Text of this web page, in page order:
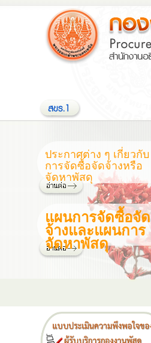
ประกาศต่าง ๆ เกี่ยวกับ
การจัดซื้อจัดจ้างหรือ
จัดหาพัสดุ
แผนการจัดซื้อจัด
จ้างและแผนการ
จัดหาพัสดุ